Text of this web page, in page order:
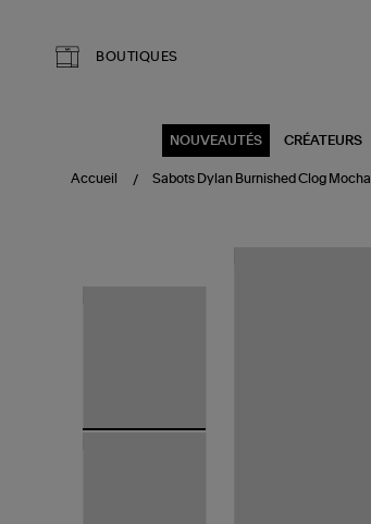
BOUTIQUES
NOUVEAUTÉS CRÉATEURS
Accueil Sabots Dylan Burnished Clog Mocha